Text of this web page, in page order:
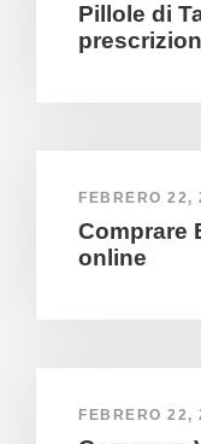
Pillole di
FEBRERO 22,
Comprare
online
FEBRERO 22,